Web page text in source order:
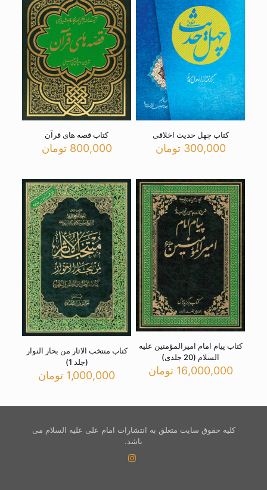
کتاب چهل حدیث اخلاقی
300,000 تومان
کتاب قصه های قرآن
800,000 تومان
کتاب پیام امام امیرالمؤمنین علیه
السلام (20 جلدی)
16,000,000 تومان
کتاب منتخب الاثار من بحار النوار
(جلد 1)
1,000,000 تومان
کلیه حقوق سایت متعلق به انتشارات امام علی علیه السلام می
باشد.